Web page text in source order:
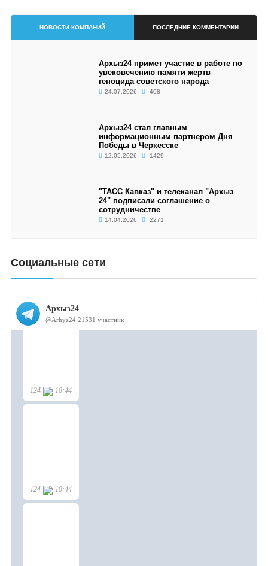
НОВОСТИ КОМПАНИЙ ПОСЛЕДНИЕ КОММЕНТАРИИ
Архыз24 примет участие в работе по
увековечению памяти жертв
геноцида советского народа
24.07.2026 408
Архыз24 стал главным
информационным партнером Дня
Победы в Черкесске
12.05.2026 1429
"ТАСС Кавказ" и телеканал "Архыз
24" подписали соглашение о
сотрудничестве
14.04.2026 2271
Социальные сети